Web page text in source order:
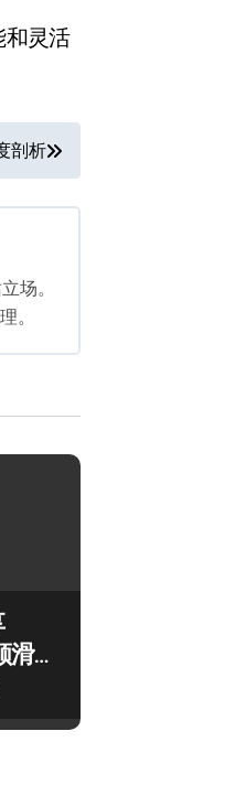
和灵活
剖析
场。
。
体